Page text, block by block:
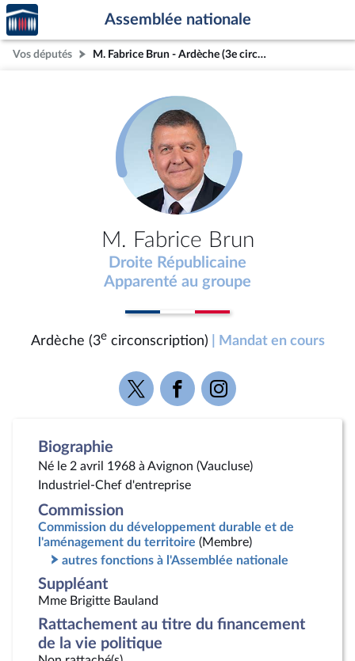
Aller au contenu
Aller en bas de la page
Accèder
à la
page
d'accueil
Assemblée nationale
Vos députés M. Fabrice Brun - Ardèche (3e circonscription)
M. Fabrice Brun
Droite Républicaine
Apparenté au groupe
Ardèche (3ecirconscription) | Mandat en cours
Voir
la
Voir
la
Voir
la
Biographie
Né le 2 avril 1968 à Avignon (Vaucluse)
Industriel-Chef d'entreprise
Commission
Commission du développement durable et de
l'aménagement du territoire (Membre)
autres fonctions à l'Assemblée nationale
Suppléant
Mme Brigitte Bauland
Rattachement au titre du financement
de la vie politique